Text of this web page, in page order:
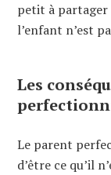
petit à partager
l’enfant n’est
Les
Le parent
d’être ce qu’il